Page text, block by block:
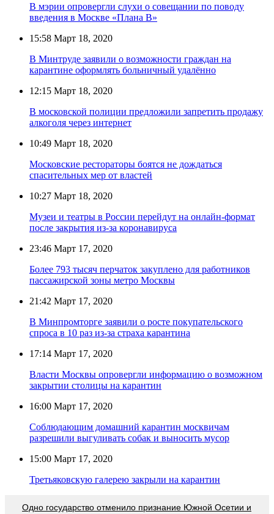
В мэрии опровергли слухи о совещании по поводу
введения в Москве «Плана В»
15:58 Март 18, 2020
В Минтруде заявили о возможности граждан на
карантине оформлять больничный удалённо
12:15 Март 18, 2020
В московской полиции предложили запретить продажу
алкоголя через интернет
10:49 Март 18, 2020
Московские рестораторы боятся не дождаться
спасительных мер от властей
10:27 Март 18, 2020
Музеи и театры в России перейдут на онлайн-формат
после закрытия из-за коронавируса
23:46 Март 17, 2020
Более 793 тысяч перчаток закуплено для работников
пассажирской зоны метро Москвы
21:42 Март 17, 2020
В Минпромторге заявили о росте покупательского
спроса в 10 раз из-за страха карантина
17:14 Март 17, 2020
Власти Москвы опровергли информацию о возможном
закрытии столицы на карантин
16:00 Март 17, 2020
Соблюдающим домашний карантин москвичам
разрешили выгуливать собак и выносить мусор
15:00 Март 17, 2020
Третьяковскую галерею закрыли на карантин
Одно государство отменило признание Южной Осетии и